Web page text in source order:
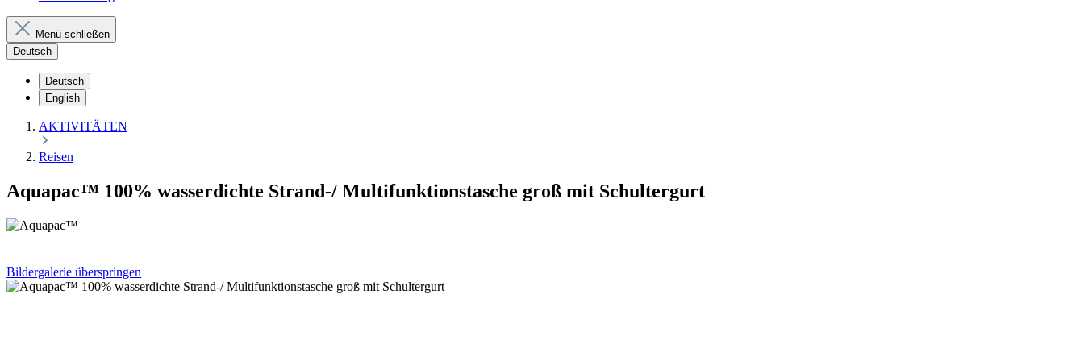
Menü schließen
Deutsch
Deutsch
English
AKTIVITÄTEN
Reisen
Aquapac™ 100% wasserdichte Strand-/ Multifunktionstasche groß mit Schultergurt
Bildergalerie überspringen